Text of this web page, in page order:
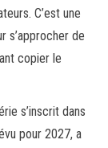
C’est une
s’approcher de
copier le
s’inscrit dans
pour 2027, a